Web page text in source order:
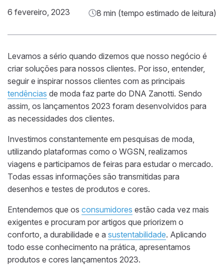
6 fevereiro, 2023 8 min (tempo estimado de leitura)
Levamos a sério quando dizemos que nosso negócio é
criar soluções para nossos clientes. Por isso, entender,
seguir e inspirar nossos clientes com as principais
tendências de moda faz parte do DNA Zanotti. Sendo
assim, os lançamentos 2023 foram desenvolvidos para
as necessidades dos clientes.
Investimos constantemente em pesquisas de moda,
utilizando plataformas como o WGSN, realizamos
viagens e participamos de feiras para estudar o mercado.
Todas essas informações são transmitidas para
desenhos e testes de produtos e cores.
Entendemos que os consumidores estão cada vez mais
exigentes e procuram por artigos que priorizem o
conforto, a durabilidade e a sustentabilidade. Aplicando
todo esse conhecimento na prática, apresentamos
produtos e cores lançamentos 2023.